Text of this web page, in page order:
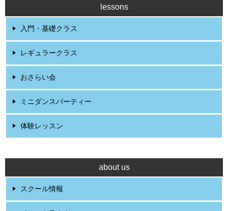
lessons
入門・基礎クラス
レギュラークラス
おさらい会
ミニダンスパーティー
体験レッスン
about us
スクール情報